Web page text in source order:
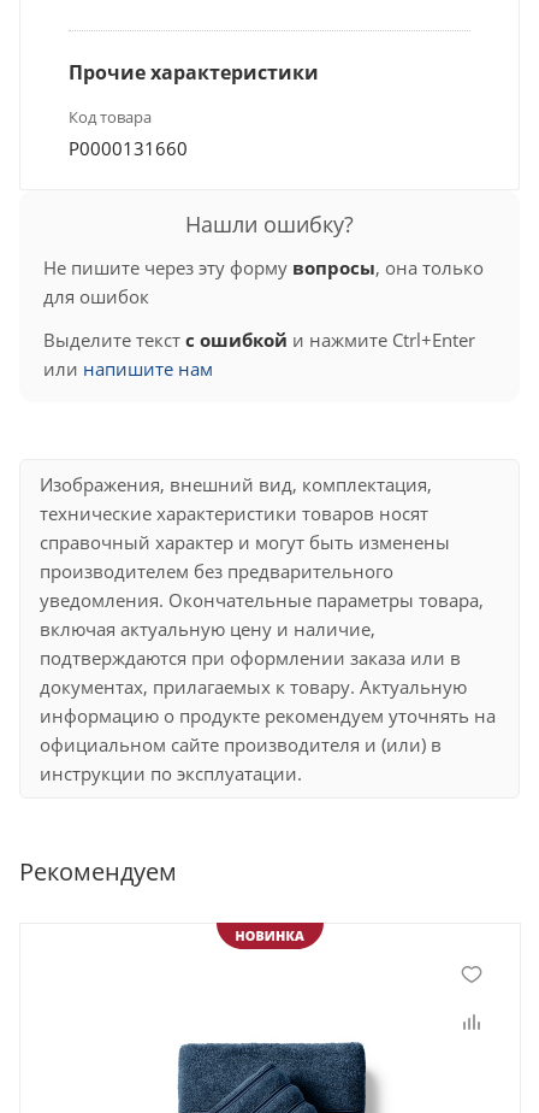
Прочие характеристики
Код товара
Р0000131660
Нашли ошибку?
Не пишите через эту форму вопросы, она только
для ошибок
Выделите текст с ошибкой и нажмите Ctrl+Enter
или напишите нам
Изображения, внешний вид, комплектация,
технические характеристики товаров носят
справочный характер и могут быть изменены
производителем без предварительного
уведомления. Окончательные параметры товара,
включая актуальную цену и наличие,
подтверждаются при оформлении заказа или в
документах, прилагаемых к товару. Актуальную
информацию о продукте рекомендуем уточнять на
официальном сайте производителя и (или) в
инструкции по эксплуатации.
Рекомендуем